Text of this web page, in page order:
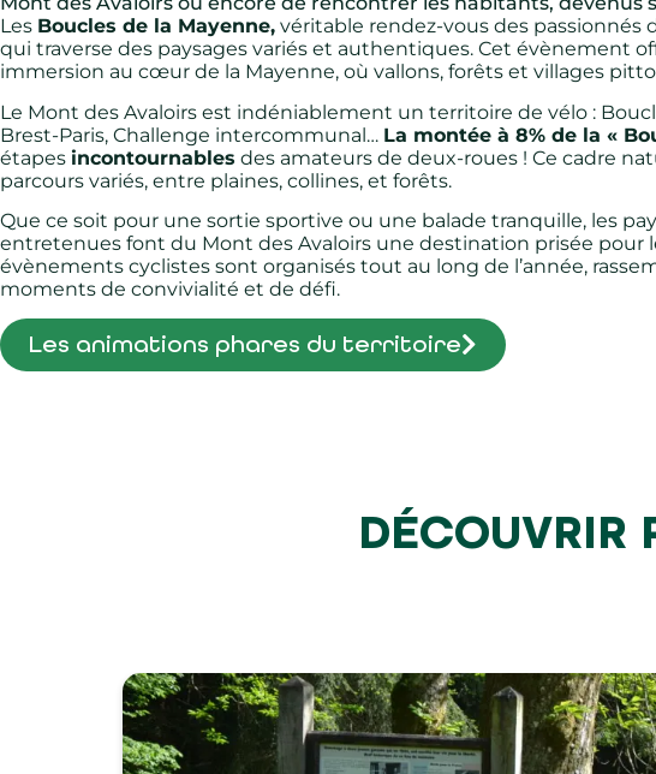
Les Boucles de la Mayenne, véritable rendez-vous des
qui traverse des paysages variés et authentiques. Cet évènement
immersion au cœur de la Mayenne, où vallons, forêts et villages
Le Mont des Avaloirs est indéniablement un territoire de vélo :
Brest-Paris, Challenge intercommunal… La montée à 8% de la «
étapes incontournables des amateurs de deux-roues ! Ce cadre
parcours variés, entre plaines, collines, et forêts.
Que ce soit pour une sortie sportive ou une balade tranquille, les
entretenues font du Mont des Avaloirs une destination prisée pour
évènements cyclistes sont organisés tout au long de l’année,
moments de convivialité et de défi.
Les animations phares du territoire
DÉCOUVRIR